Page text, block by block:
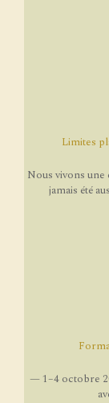
Limites
Nous vivons une
jamais été
— 1–4 octobre